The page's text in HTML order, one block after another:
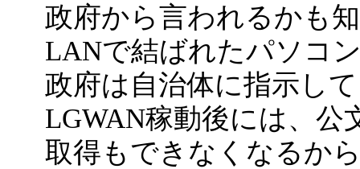
政府から言われるかも
LANで結ばれたパソコ
政府は自治体に指示し
LGWAN稼動後には、公
取得もできなくなるか